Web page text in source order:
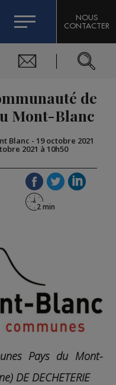
L'EXPERT
SKIABLES
BLANC
NOUS
CONTACTER
de
Mont-Blanc
Blanc - 19 octobre 2021
2021 à 10h50
Pays du Mont-
DE DECHETERIE